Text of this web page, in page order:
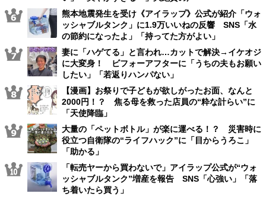
熊本地震発生を受け《アイラップ》公式が紹介「ウォ
ッシャブルタンク」に1.9万いいねの反響 SNS「水
の節約になったよ」「持ってた方がよい」
妻に「ハゲてる」と言われ…カットで解決→イケオジ
に大変身！ ビフォーアフターに「うちの夫もお願い
したい」「若返りハンパない」
【漫画】お祭りで子どもが欲しがったお面、なんと
2000円！？ 焦る母を救った店員の“粋な計らい”に
「天使降臨」
大量の「ペットボトル」が楽に運べる！？ 災害時に
役立つ自衛隊の“ライフハック”に「目からうろこ」
「助かる」
「転売ヤーから買わないで」アイラップ公式が“ウォ
ッシャブルタンク”増産を報告 SNS「心強い」「落
ち着いたら買う」